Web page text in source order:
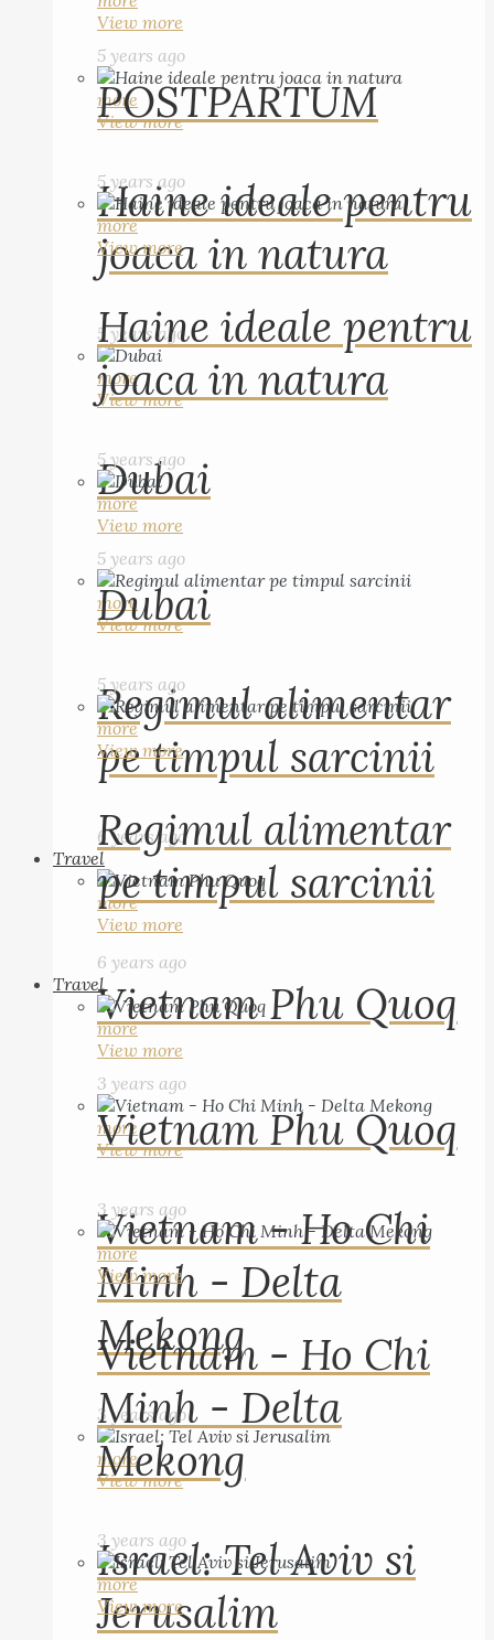
5 years ago
more
View more
Haine ideale pentru
joaca in natura
5 years ago
more
View more
Dubai
5 years ago
more
View more
Regimul alimentar
pe timpul sarcinii
6 years ago
Travel
more
View more
Vietnam Phu Quoq
3 years ago
more
View more
Vietnam - Ho Chi
Minh - Delta
Mekong
3 years ago
more
View more
Israel: Tel Aviv si
Jerusalim
View more
POSTPARTUM
5 years ago
more
View more
Haine ideale pentru
joaca in natura
5 years ago
more
View more
Dubai
5 years ago
more
View more
Regimul alimentar
pe timpul sarcinii
6 years ago
Travel
more
View more
Vietnam Phu Quoq
3 years ago
more
View more
Vietnam - Ho Chi
Minh - Delta
Mekong
3 years ago
more
View more